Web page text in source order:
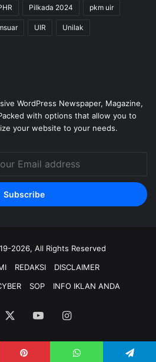
Pilkada 2024 pkm uir
UIR Unilak
WordPress Newspaper, Magazine,
with options that allow you to
your website to your needs.
2026, All Rights Reserved
REDAKSI
DISCLAIMER
SOP INFO IKLAN ANDA
YouTubeInstagram